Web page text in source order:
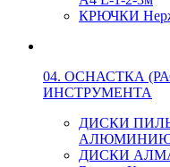
КРЮЧКИ
04. ОСНАСТКА
ИНСТРУМЕНТА
ДИСКИ
ДИСКИ